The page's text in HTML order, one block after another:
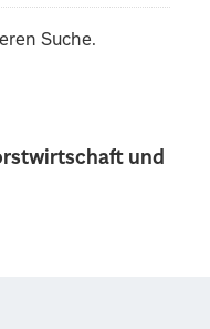
und
Suche.